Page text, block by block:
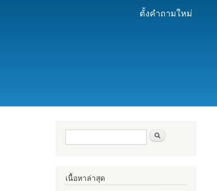
ตั้งคำถามใหม่
ฟอร์มค้นหา
เนื้อหาล่าสุด